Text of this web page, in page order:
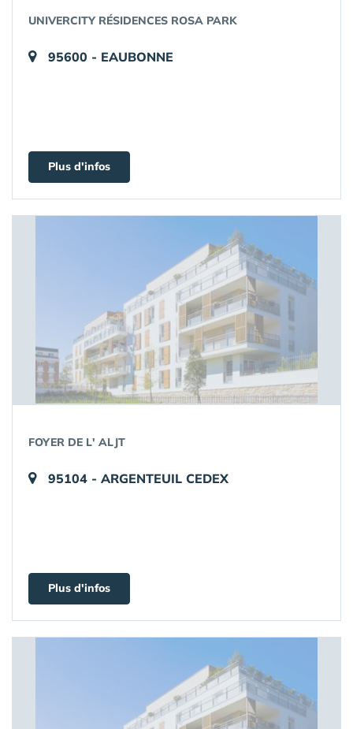
UNIVERCITY RÉSIDENCES ROSA PARK
95600 - EAUBONNE
Plus d'infos
FOYER DE L' ALJT
95104 - ARGENTEUIL CEDEX
Plus d'infos